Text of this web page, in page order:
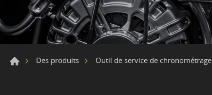
Des produits Outil de service de chronométrage